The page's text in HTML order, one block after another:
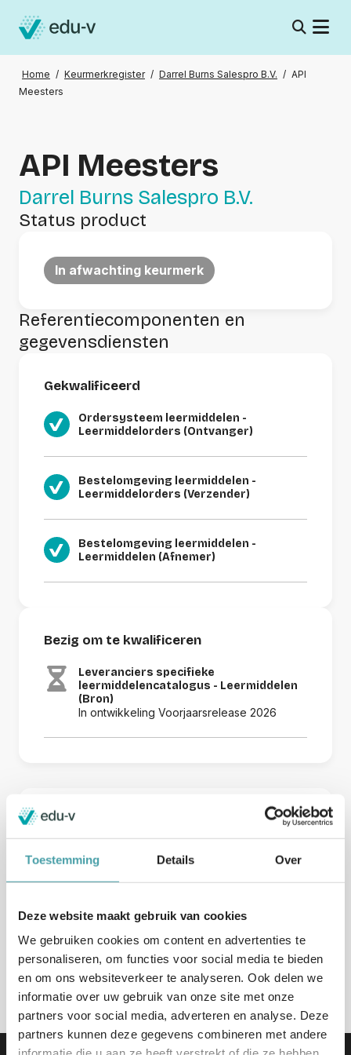
Toestemming Details Over
Deze website maakt gebruik van cookies
We gebruiken cookies om content en advertenties te
personaliseren, om functies voor social media te bieden
en om ons websiteverkeer te analyseren. Ook delen we
informatie over uw gebruik van onze site met onze
partners voor social media, adverteren en analyse. Deze
partners kunnen deze gegevens combineren met andere
Home / Keurmerkregister / Darrel Burns Salespro B.V. / API
Meesters
API Meesters
Darrel Burns Salespro B.V.
Status product
In afwachting keurmerk
Referentiecomponenten en
gegevensdiensten
Gekwalificeerd
Ordersysteem leermiddelen -
Leermiddelorders (Ontvanger)
Bestelomgeving leermiddelen -
Leermiddelorders (Verzender)
Bestelomgeving leermiddelen -
Leermiddelen (Afnemer)
Bezig om te kwalificeren
Leveranciers specifieke
leermiddelencatalogus - Leermiddelen
(Bron)
In ontwikkeling Voorjaarsrelease 2026
Status leverancier
Deelnemer
Darrel Burns Salespro B.V.
Grotestraat 126
Goor